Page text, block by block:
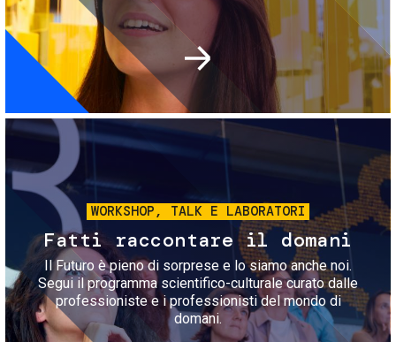
Immagine
WORKSHOP, TALK E LABORATORI
Fatti raccontare il domani
Il Futuro è pieno di sorprese e lo siamo anche noi.
Segui il programma scientifico-culturale curato dalle
professioniste e i professionisti del mondo di
domani.